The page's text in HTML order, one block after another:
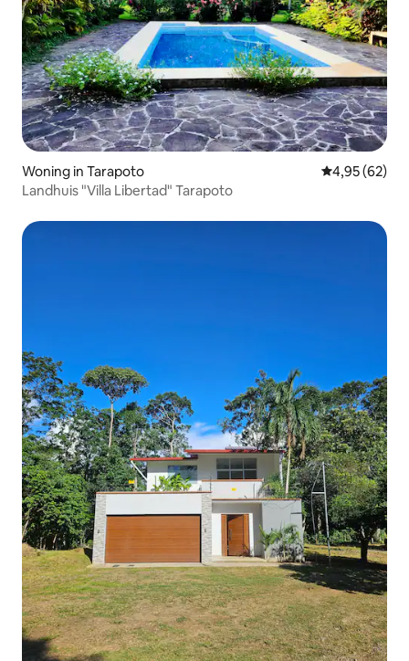
Woning in Tarapoto Gemiddelde
4,95 (62)
Landhuis "Villa Libertad" Tarapoto